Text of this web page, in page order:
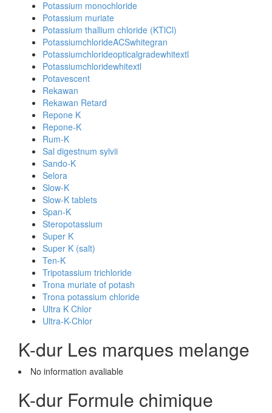
Potassium monochloride
Potassium muriate
Potassium thallium chloride (KTlCl)
PotassiumchlorideACSwhitegran
Potassiumchlorideopticalgradewhitextl
Potassiumchloridewhitextl
Potavescent
Rekawan
Rekawan Retard
Repone K
Repone-K
Rum-K
Sal digestnum sylvii
Sando-K
Selora
Slow-K
Slow-K tablets
Span-K
Steropotassium
Super K
Super K (salt)
Ten-K
Tripotassium trichloride
Trona muriate of potash
Trona potassium chloride
Ultra K Chlor
Ultra-K-Chlor
K-dur Les marques melange
No information avaliable
K-dur Formule chimique